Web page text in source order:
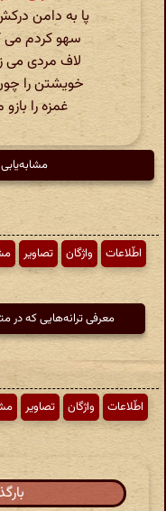
پا به دامن
سهو کردم
لاف مردی می
خویشتن را
غمزه را
اطّلاعات واژگان تصاویر
معرفی ترانه‌هایی که در
اطّلاعات واژگان تصاویر